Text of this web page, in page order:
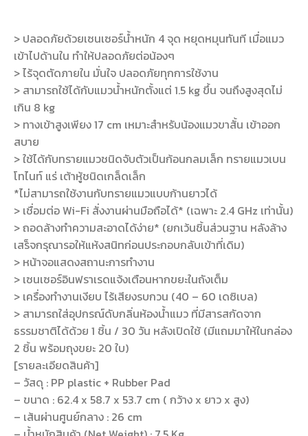
> ปลอดภัยด้วยเซนเซอร์น้ำหนัก 4 จุด หยุดหมุนทันที เมื่อแมว
เข้าไปด้านใน ทำให้ปลอดภัยต่อน้องๆ
> ไร้จุดตัดภายใน มั่นใจ ปลอดภัยทุกการใช้งาน
> สามารถใช้ได้กับแมวน้ำหนักตั้งแต่ 1.5 kg ขึ้น จนถึงสูงสุดไม่
เกิน 8 kg
> ทางเข้าสูงเพียง 17 cm เหมาะสำหรับน้องแมวขาสั้น เข้าออก
สบาย
> ใช้ได้กับทรายแมวชนิดจับตัวเป็นก้อนกลมเล็ก ทรายแมวเบน
โทไนท์ แร่ เต้าหู้ชนิดเกล็ดเล็ก
*ไม่สามารถใช้งานกับทรายแมวแบบก้านยาวได้
> เชื่อมต่อ Wi-Fi สั่งงานผ่านมือถือได้* (เฉพาะ 2.4 GHz เท่านั้น)
> ถอดล้างทำความสะอาดได้ง่าย* (ยกเว้นชิ้นส่วนฐาน หลังล้าง
เสร็จกรุณารอให้แห้งสนิทก่อนประกอบกลับเข้าที่เดิม)
> หน้าจอแสดงสถานะการทำงาน
> เซนเซอร์อินฟราเรดแจ้งเตือนหากขยะในถังเต็ม
> เครื่องทำงานเงียบ ไร้เสียงรบกวน (40 – 60 เดซิเบล)
> สามารถใส่อุปกรณ์ดับกลิ่นห้องน้ำแมว ที่มีสารสกัดจาก
ธรรมชาติได้ด้วย 1 ชิ้น / 30 วัน หลังเปิดใช้ (มีแถมมาให้ในกล่อง
2 ชิ้น พร้อมถุงขยะ 20 ใบ)
[รายละเอียดสินค้า]
– วัสดุ : PP plastic + Rubber Pad
– ขนาด : 62.4 x 58.7 x 53.7 cm ( กว้าง x ยาว x สูง)
– เส้นผ่านศูนย์กลาง : 26 cm